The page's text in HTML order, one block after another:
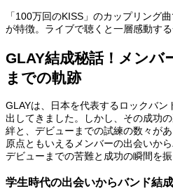
「100万回のKISS」のカップリング
が特徴。ライブで聴くと一層感動する
GLAY結成秘話！メンバ
までの軌跡
GLAYは、日本を代表するロックバン
出してきました。しかし、その成功
絆と、デビューまでの試練の数々が
原点ともいえるメンバーの出会いか
デビューまでの苦難と成功の瞬間を振
学生時代の出会いからバンド結